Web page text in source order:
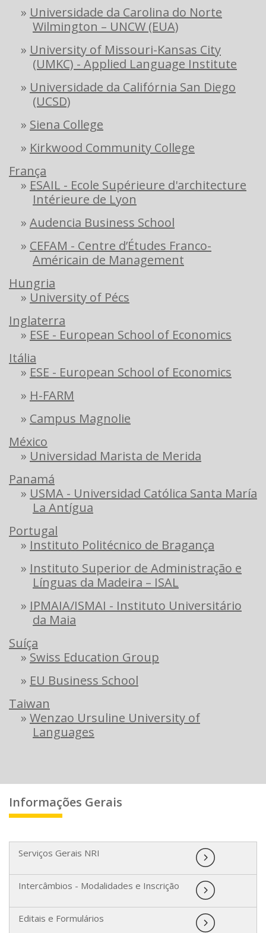
» Universidade da Carolina do Norte
Wilmington – UNCW (EUA)
» University of Missouri-Kansas City
(UMKC) - Applied Language Institute
» Universidade da Califórnia San Diego
(UCSD)
» Siena College
» Kirkwood Community College
França
» ESAIL - Ecole Supérieure d'architecture
Intérieure de Lyon
» Audencia Business School
» CEFAM - Centre d’Études Franco-
Américain de Management
Hungria
» University of Pécs
Inglaterra
» ESE - European School of Economics
Itália
» ESE - European School of Economics
» H-FARM
» Campus Magnolie
México
» Universidad Marista de Merida
Panamá
» USMA - Universidad Católica Santa María
La Antígua
Portugal
» Instituto Politécnico de Bragança
» Instituto Superior de Administração e
Línguas da Madeira – ISAL
» IPMAIA/ISMAI - Instituto Universitário
da Maia
Suíça
» Swiss Education Group
» EU Business School
Taiwan
» Wenzao Ursuline University of
Languages
Informações Gerais
Serviços Gerais NRI
Intercâmbios - Modalidades e Inscrição
Editais e Formulários